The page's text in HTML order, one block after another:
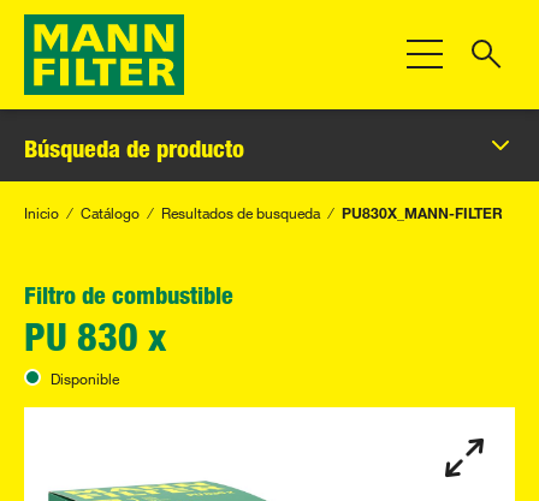
Toggle
Búsqueda de producto
Inicio Catálogo Resultados de busqueda PU830X_MANN-FILTER
Filtro de combustible
PU 830 x
Disponible